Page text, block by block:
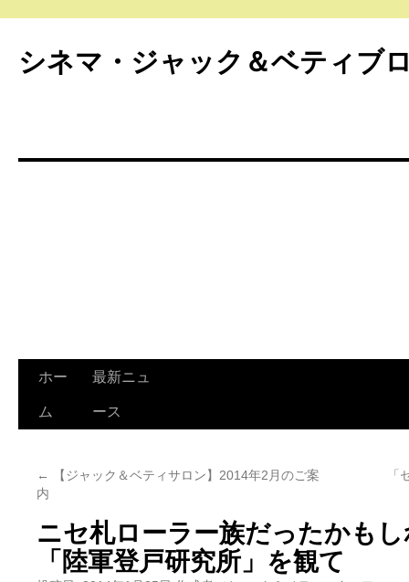
シネマ・ジャック＆ベティブ
ホー
ム
最新ニュ
ース
←
【ジャック＆ベティサロン】2014年2月のご案
内
ニセ札ローラー族だったかも
「陸軍登戸研究所」を観て